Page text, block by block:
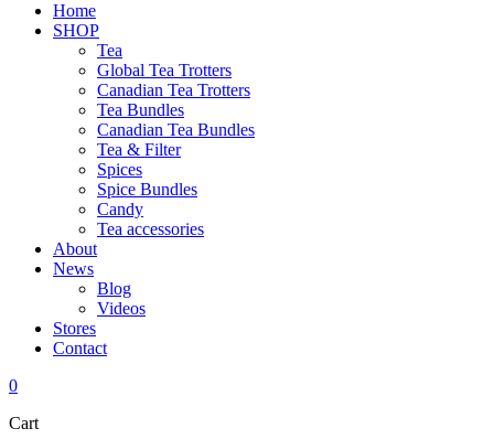
Home
SHOP
Tea
Global Tea Trotters
Canadian Tea Trotters
Tea Bundles
Canadian Tea Bundles
Tea & Filter
Spices
Spice Bundles
Candy
Tea accessories
About
News
Blog
Videos
Stores
Contact
0
Cart